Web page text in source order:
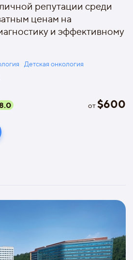
репутации среди
ценам на
и эффективному
Детская онкология
от$600